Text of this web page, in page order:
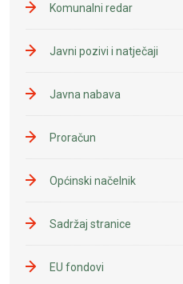
Komunalni redar
Javni pozivi i natječaji
Javna nabava
Proračun
Općinski načelnik
Sadržaj stranice
EU fondovi